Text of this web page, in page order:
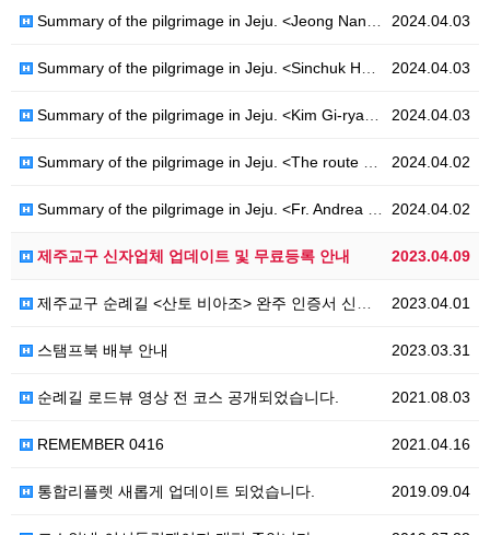
2024.04.03
Summary of the pilgrimage in Jeju. <Jeong Nan-ju-Ro>
2024.04.03
Summary of the pilgrimage in Jeju. <Sinchuk Hwahae-Ro>
2024.04.03
Summary of the pilgrimage in Jeju. <Kim Gi-ryang-Ro>
2024.04.02
Summary of the pilgrimage in Jeju. <The route of Hanoncatholic-Ro>
2024.04.02
Summary of the pilgrimage in Jeju. <Fr. Andrea Kim Dae-geon - Ro>
2023.04.09
제주교구 신자업체 업데이트 및 무료등록 안내
2023.04.01
제주교구 순례길 <산토 비아조> 완주 인증서 신청 안내
2023.03.31
스탬프북 배부 안내
2021.08.03
순례길 로드뷰 영상 전 코스 공개되었습니다.
2021.04.16
REMEMBER 0416
2019.09.04
통합리플렛 새롭게 업데이트 되었습니다.